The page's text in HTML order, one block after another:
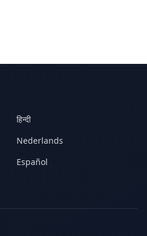
हिन्दी
Nederlands
Español